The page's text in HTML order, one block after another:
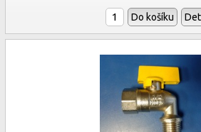
Do košíku